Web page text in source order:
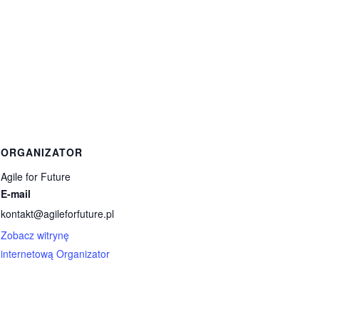
ORGANIZATOR
Agile for Future
E-mail
kontakt@agileforfuture.pl
Zobacz witrynę
internetową Organizator